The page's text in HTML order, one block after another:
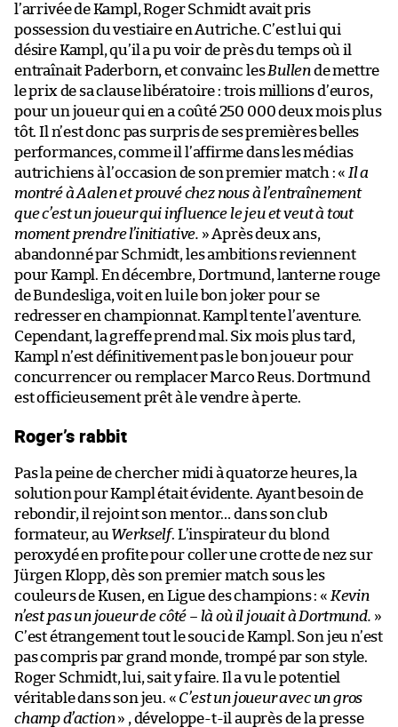
l’arrivée de Kampl, Roger Schmidt avait pris
possession du vestiaire en Autriche. C’est lui qui
désire Kampl, qu’il a pu voir de près du temps où il
entraînait Paderborn, et convainc lesBullende mettre
le prix de sa clause libératoire : trois millions d’euros,
pour un joueur qui en a coûté 250 000 deux mois plus
tôt. Il n’est donc pas surpris de ses premières belles
performances, comme il l’affirme dans les médias
autrichiens à l’occasion de son premier match : « Il a
montré à Aalen et prouvé chez nous à l’entraînement
que c’est un joueur qui influence le jeu et veut à tout
moment prendre l’initiative. » Après deux ans,
abandonné par Schmidt, les ambitions reviennent
pour Kampl. En décembre, Dortmund, lanterne rouge
de Bundesliga, voit en lui le bon joker pour se
redresser en championnat. Kampl tente l’aventure.
Cependant, la greffe prend mal. Six mois plus tard,
Kampl n’est définitivement pas le bon joueur pour
concurrencer ou remplacer Marco Reus. Dortmund
est officieusement prêt à le vendre à perte.
Roger’s rabbit
Pas la peine de chercher midi à quatorze heures, la
solution pour Kampl était évidente. Ayant besoin de
rebondir, il rejoint son mentor… dans son club
formateur, au Werkself. L’inspirateur du blond
peroxydé en profite pour coller une crotte de nez sur
Jürgen Klopp, dès son premier match sous les
couleurs de Kusen, en Ligue des champions : « Kevin
n’est pas un joueur de côté – là où il jouait à Dortmund. »
C’est étrangement tout le souci de Kampl. Son jeu n’est
pas compris par grand monde, trompé par son style.
Roger Schmidt, lui, sait y faire. Il a vu le potentiel
véritable dans son jeu. « C’est un joueur avec un gros
champ d’action» , développe-t-il auprès de la presse